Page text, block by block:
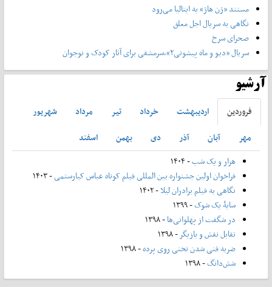
مستند «ژن هاژ» به ایتالیا می‌رود
نگاهی به سریال اجل معلق
صحرای سرخ
سریال «دیو و ماه پیشونی۲»،سرمشقی برای آثار کودک و نوجوان
آرشیو
فروردين ارديبهشت خرداد تير مرداد
شهريور
مهر
آبان آذر دی بهمن
اسفند
هزار و یک شب- ۱۴۰۴
فراخوان اولین جشنواره بین المللی فیلم کوتاه عباس کیارستمی- ۱۴۰۳
نگاهی به فیلم برادران لیلا- ۱۴۰۲
سایۀ یک شوک- ۱۳۹۹
در شگفت از پهلوانی‌ها- ۱۳۹۸
تقابل نقش و بازیگر- ۱۳۹۸
ضربه فنی شدن تختی روی پرده- ۱۳۹۸
شش‌دانگ- ۱۳۹۸